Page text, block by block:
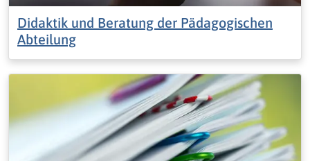
Didaktik und Beratung der Pädagogischen
Abteilung